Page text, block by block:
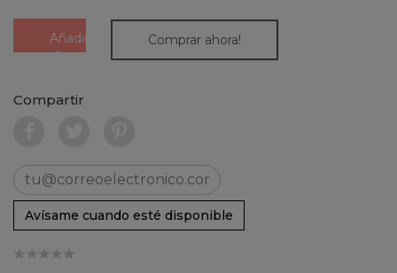
Añadir
al
Comprar ahora!
Compartir
Avísame cuando esté disponible